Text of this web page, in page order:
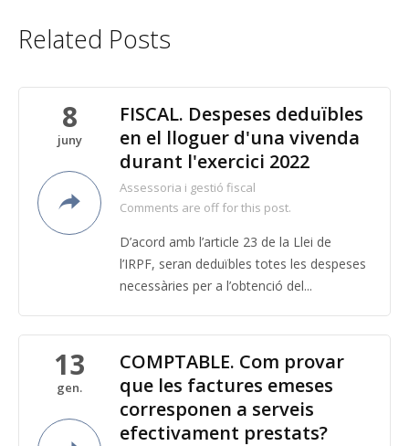
Related Posts
8
juny
FISCAL. Despeses deduïbles
en el lloguer d'una vivenda
durant l'exercici 2022
Assessoria i gestió fiscal
Comments are off for this post.
D’acord amb l’article 23 de la Llei de
l’IRPF, seran deduïbles totes les despeses
necessàries per a l’obtenció del...
13
gen.
COMPTABLE. Com provar
que les factures emeses
corresponen a serveis
efectivament prestats?